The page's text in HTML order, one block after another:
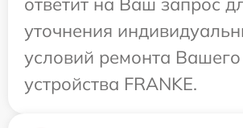
уточнения
условий ремонта Вашего
устройства FRANKE.